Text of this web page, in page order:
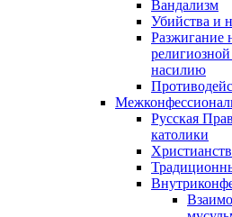
Вандализм
Убийства и
Разжигание
насилию
Русская
католики